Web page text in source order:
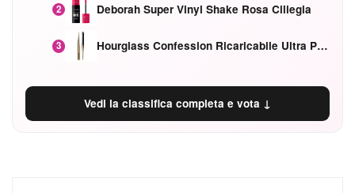
2 Deborah Super Vinyl Shake Rosa Ciliegia
3 Hourglass Confession Ricaricabile Ultra Preciso Ad Alta Intensità Secretly Classic Red
Vedi la classifica completa e vota ↓